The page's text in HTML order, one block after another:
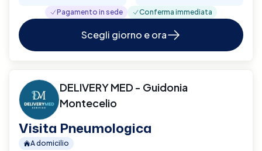
Pagamento in sede Conferma immediata
Scegli giorno e ora
DELIVERY MED - Guidonia
Montecelio
Visita Pneumologica
A domicilio